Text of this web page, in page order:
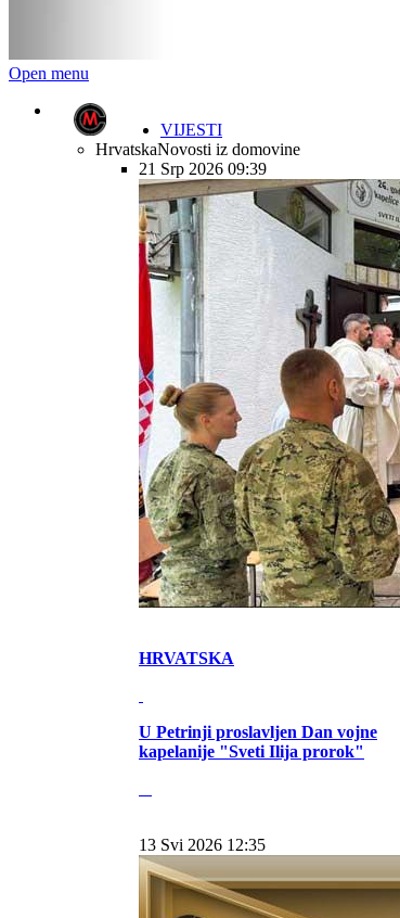
Open menu
VIJESTI
HrvatskaNovosti iz domovine
21 Srp 2026 09:39
HRVATSKA
U Petrinji proslavljen Dan vojne
kapelanije "Sveti Ilija prorok"
13 Svi 2026 12:35